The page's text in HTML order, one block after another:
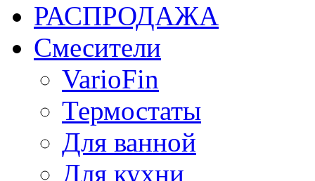
РАСПРОДАЖА
Смесители
VarioFin
Термостаты
Для ванной
Для кухни